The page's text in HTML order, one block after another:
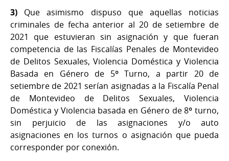
3) Que asimismo dispuso que aquellas noticias
criminales de fecha anterior al 20 de setiembre de
2021 que estuvieran sin asignación y que fueran
competencia de las Fiscalías Penales de Montevideo
de Delitos Sexuales, Violencia Doméstica y Violencia
Basada en Género de 5º Turno, a partir 20 de
setiembre de 2021 serían asignadas a la Fiscalía Penal
de Montevideo de Delitos Sexuales, Violencia
Doméstica y Violencia basada en Género de 8º turno,
sin perjuicio de las asignaciones y/o auto
asignaciones en los turnos o asignación que pueda
corresponder por conexión.